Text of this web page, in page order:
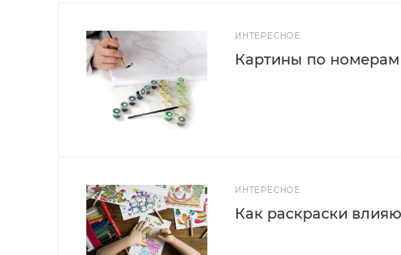
ИНТЕРЕСНОЕ
Картины по номерам
ИНТЕРЕСНОЕ
Как раскраски